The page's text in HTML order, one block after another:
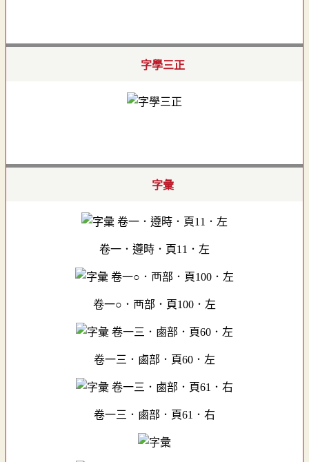
字學三正
字彙
卷一．遵時．頁11．左
卷一○．襾部．頁100．左
卷一三．鹵部．頁60．左
卷一三．鹵部．頁61．右